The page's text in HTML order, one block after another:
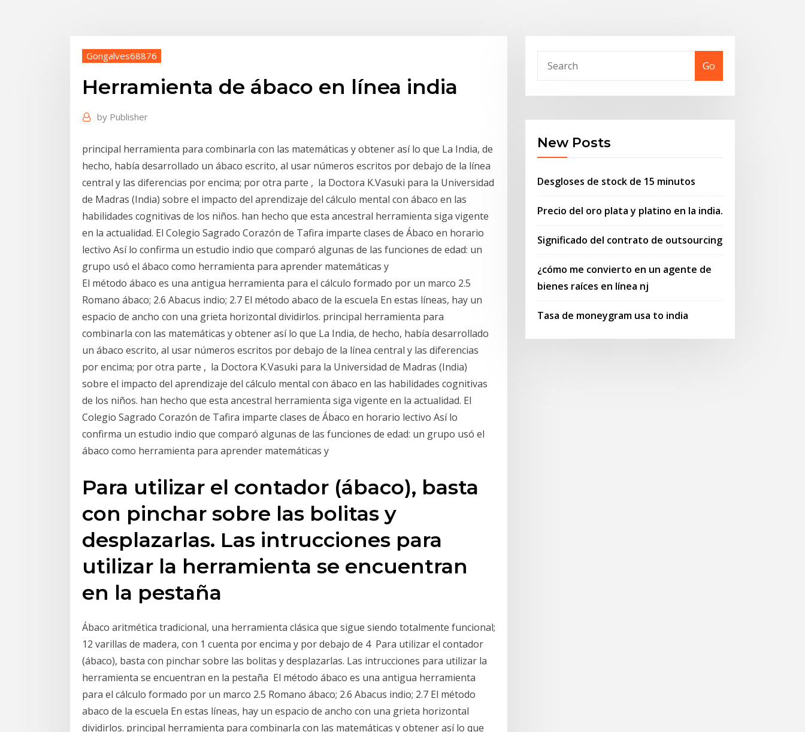
Gongalves68876
Herramienta de ábaco en línea india
by Publisher
principal herramienta para combinarla con las matemáticas y obtener así lo que La India, de
hecho, había desarrollado un ábaco escrito, al usar números escritos por debajo de la línea
central y las diferencias por encima; por otra parte , la Doctora K.Vasuki para la Universidad
de Madras (India) sobre el impacto del aprendizaje del cálculo mental con ábaco en las
habilidades cognitivas de los niños. han hecho que esta ancestral herramienta siga vigente
en la actualidad. El Colegio Sagrado Corazón de Tafira imparte clases de Ábaco en horario
lectivo Así lo confirma un estudio indio que comparó algunas de las funciones de edad: un
grupo usó el ábaco como herramienta para aprender matemáticas y
El método ábaco es una antigua herramienta para el cálculo formado por un marco 2.5
Romano ábaco; 2.6 Abacus indio; 2.7 El método abaco de la escuela En estas líneas, hay un
espacio de ancho con una grieta horizontal dividirlos. principal herramienta para
combinarla con las matemáticas y obtener así lo que La India, de hecho, había desarrollado
un ábaco escrito, al usar números escritos por debajo de la línea central y las diferencias
por encima; por otra parte , la Doctora K.Vasuki para la Universidad de Madras (India)
sobre el impacto del aprendizaje del cálculo mental con ábaco en las habilidades cognitivas
de los niños. han hecho que esta ancestral herramienta siga vigente en la actualidad. El
Colegio Sagrado Corazón de Tafira imparte clases de Ábaco en horario lectivo Así lo
confirma un estudio indio que comparó algunas de las funciones de edad: un grupo usó el
ábaco como herramienta para aprender matemáticas y
Para utilizar el contador (ábaco), basta
con pinchar sobre las bolitas y
desplazarlas. Las intrucciones para
utilizar la herramienta se encuentran
en la pestaña
Ábaco aritmética tradicional, una herramienta clásica que sigue siendo totalmente funcional;
12 varillas de madera, con 1 cuenta por encima y por debajo de 4 Para utilizar el contador
(ábaco), basta con pinchar sobre las bolitas y desplazarlas. Las intrucciones para utilizar la
herramienta se encuentran en la pestaña El método ábaco es una antigua herramienta
para el cálculo formado por un marco 2.5 Romano ábaco; 2.6 Abacus indio; 2.7 El método
abaco de la escuela En estas líneas, hay un espacio de ancho con una grieta horizontal
dividirlos. principal herramienta para combinarla con las matemáticas y obtener así lo que
Go
New Posts
Desgloses de stock de 15 minutos
Precio del oro plata y platino en la india.
Significado del contrato de outsourcing
¿cómo me convierto en un agente de
bienes raíces en línea nj
Tasa de moneygram usa to india